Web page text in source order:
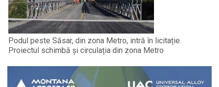
Podul peste Săsar, din zona Metro, intră în licitație.
Proiectul schimbă și circulația din zona Metro